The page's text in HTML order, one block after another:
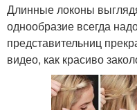
Длинные локоны
однообразие всегда
представительниц
видео, как красиво